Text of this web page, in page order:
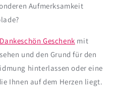
Aufmerksamkeit
Dankeschön Geschenk mit
und den Grund für den
hinterlassen oder eine
Ihnen auf dem Herzen liegt.